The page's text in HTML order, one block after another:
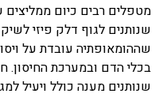
מטפלים רבים כיום ממליצים
שנותנים לגוף דלק פיזי
שההומאופתיה עובדת על
שנותנים מענה כולל ויעיל